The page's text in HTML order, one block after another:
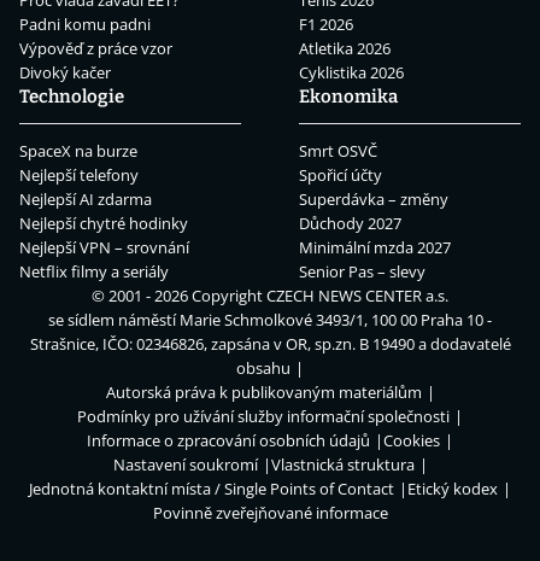
Padni komu padni
Výpověď z práce vzor
Divoký kačer
F1 2026
Atletika 2026
Cyklistika 2026
Technologie
SpaceX na burze
Nejlepší telefony
Nejlepší AI zdarma
Nejlepší chytré hodinky
Nejlepší VPN – srovnání
Netflix filmy a seriály
Ekonomika
Smrt OSVČ
Spořicí účty
Superdávka – změny
Důchody 2027
Minimální mzda 2027
Senior Pas – slevy
© 2001 - 2026 CopyrightCZECH NEWS CENTER a.s.
se sídlem náměstí Marie Schmolkové 3493/1, 100 00 Praha 10 -
Strašnice, IČO: 02346826, zapsána v OR, sp.zn. B 19490 a dodavatelé
obsahu
Autorská práva k publikovaným materiálům
Podmínky pro užívání služby informační společnosti
Informace o zpracování osobních údajů
Cookies
Nastavení soukromí
Vlastnická struktura
Jednotná kontaktní místa / Single Points of Contact
Etický kodex
Povinně zveřejňované informace